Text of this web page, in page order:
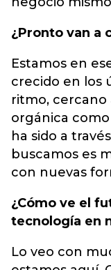
¿Pronto van a
Estamos en
crecido en los
ritmo, cercano
orgánica
ha sido a
buscamos es
con nuevas
¿Cómo ve el
tecnología en
Lo veo con